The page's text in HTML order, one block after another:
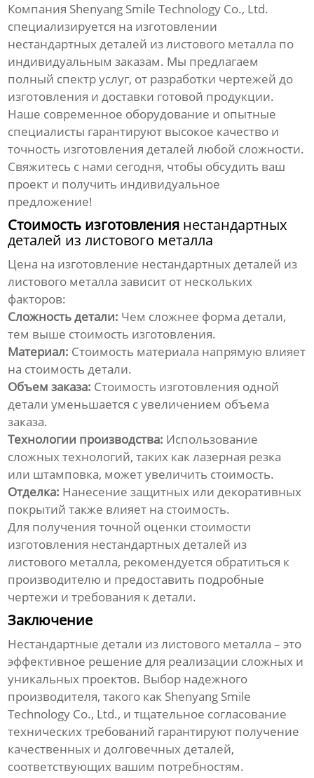
Компания Shenyang Smile Technology Co., Ltd.
специализируется на изготовлении
нестандартных деталей из листового металла по
индивидуальным заказам. Мы предлагаем
полный спектр услуг, от разработки чертежей до
изготовления и доставки готовой продукции.
Наше современное оборудование и опытные
специалисты гарантируют высокое качество и
точность изготовления деталей любой сложности.
Свяжитесь с нами сегодня, чтобы обсудить ваш
проект и получить индивидуальное
предложение!
Стоимость изготовления нестандартных
деталей из листового металла
Цена на изготовление нестандартных деталей из
листового металла зависит от нескольких
факторов:
Сложность детали: Чем сложнее форма детали,
тем выше стоимость изготовления.
Материал: Стоимость материала напрямую влияет
на стоимость детали.
Объем заказа: Стоимость изготовления одной
детали уменьшается с увеличением объема
заказа.
Технологии производства: Использование
сложных технологий, таких как лазерная резка
или штамповка, может увеличить стоимость.
Отделка: Нанесение защитных или декоративных
покрытий также влияет на стоимость.
Для получения точной оценки стоимости
изготовления нестандартных деталей из
листового металла, рекомендуется обратиться к
производителю и предоставить подробные
чертежи и требования к детали.
Заключение
Нестандартные детали из листового металла – это
эффективное решение для реализации сложных и
уникальных проектов. Выбор надежного
производителя, такого как Shenyang Smile
Technology Co., Ltd., и тщательное согласование
технических требований гарантируют получение
качественных и долговечных деталей,
соответствующих вашим потребностям.